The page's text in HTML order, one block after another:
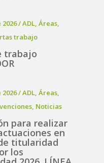
/ADL, Áreas,
trabajo
trabajo
/ADL, Áreas,
, Noticias
para realizar
en
titularidad
los